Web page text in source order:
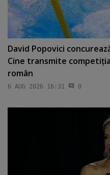
David Popovici
Cine transmite
român
6 AUG 2026 16:31 0